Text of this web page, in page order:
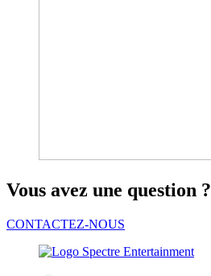
Vous avez une question ?
CONTACTEZ-NOUS